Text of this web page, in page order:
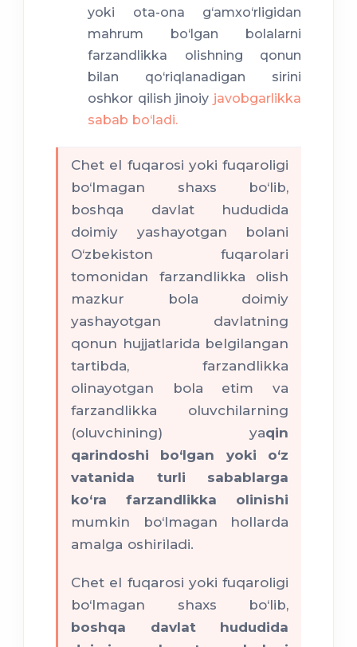
mahrum qilingan bo‘lsa;
muomalaga
layoqatsiz,
uzrli sabablarsiz xabar
olmagan bo‘lsa.
qarindoshlariga
nisbatan saqlanib qolishi
mumkin.
yoki ota-ona g‘amxo‘rligidan
mahrum bo‘lgan bolalarni
farzandlikka olishning qonun
bilan qo‘riqlanadigan sirini
oshkor qilish jinoiy javobgarlikka
sabab bo‘ladi.
Chet el fuqarosi yoki fuqaroligi
bo‘lmagan shaxs bo‘lib,
boshqa davlat hududida
doimiy yashayotgan bolani
O‘zbekiston fuqarolari
tomonidan farzandlikka olish
mazkur bola doimiy
yashayotgan davlatning
qonun hujjatlarida belgilangan
tartibda, farzandlikka
olinayotgan bola etim va
farzandlikka oluvchilarning
(oluvchining) yaqin
qarindoshi bo‘lgan yoki o‘z
vatanida turli sabablarga
ko‘ra farzandlikka olinishi
mumkin bo‘lmagan hollarda
amalga oshiriladi.
Chet el fuqarosi yoki fuqaroligi
bo‘lmagan shaxs bo‘lib,
boshqa davlat hududida